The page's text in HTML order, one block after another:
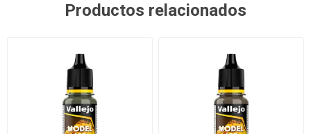
Productos relacionados